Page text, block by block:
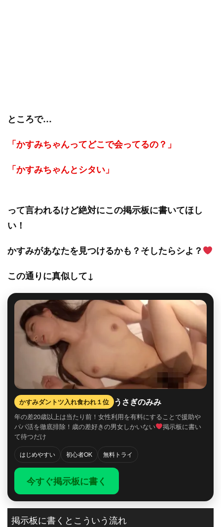
ところで…
「かすみちゃんってどこで会ってるの？」
「かすみちゃんとシタい」
って言われるけど絶対にこの掲示板に書いてほし
い！
かすみがあなたを見つけるかも？そしたらシよ？
この通りに真似して↓
かすみダントツ入れ食われ１位 うさぎのみみ
年の差20歳以上は当たり前！女性利用を有料にすることで援助や
パパ活を徹底排除！歳の差好きの男女しかいない
掲示板に書い
て待つだけ
はじめやすい 初心者OK 無料トライ
今すぐ掲示板に書く
掲示板に書くとこういう流れ